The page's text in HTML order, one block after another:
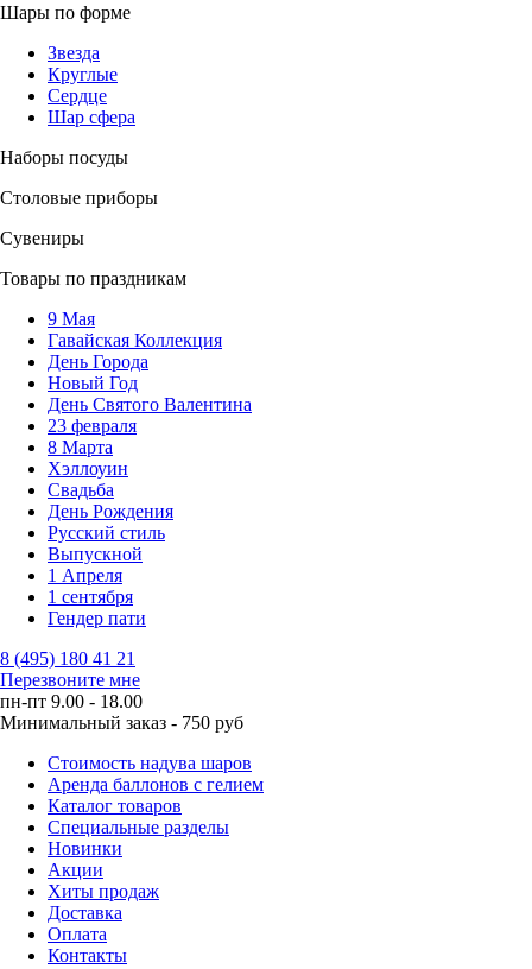
Шары по форме
Звезда
Круглые
Сердце
Шар сфера
Наборы посуды
Столовые приборы
Сувениры
Товары по праздникам
9 Мая
Гавайская Коллекция
День Города
Новый Год
День Святого Валентина
23 февраля
8 Марта
Хэллоуин
Свадьба
День Рождения
Русский стиль
Выпускной
1 Апреля
1 сентября
Гендер пати
8 (495) 180 41 21
Перезвоните мне
пн-пт 9.00 - 18.00
Минимальный заказ - 750 руб
Стоимость надува шаров
Аренда баллонов с гелием
Каталог товаров
Специальные разделы
Новинки
Акции
Хиты продаж
Доставка
Оплата
Контакты